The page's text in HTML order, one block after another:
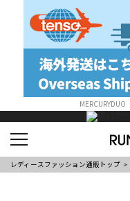
レディースファッション通販トップ